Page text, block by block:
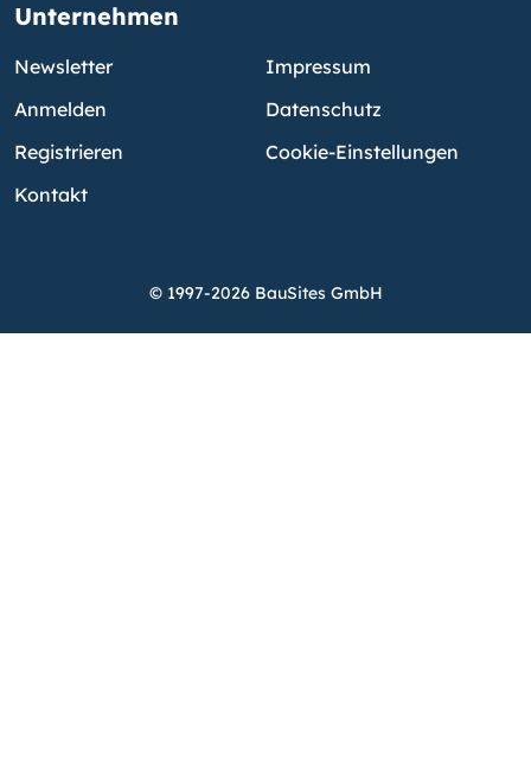
Unternehmen
Newsletter
Anmelden
Registrieren
Kontakt
Impressum
Datenschutz
Cookie-Einstellungen
© 1997-2026 BauSites GmbH